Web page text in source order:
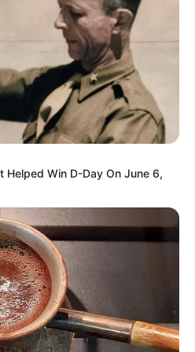
Helped Win D-Day On June 6,